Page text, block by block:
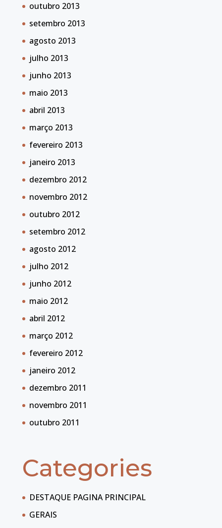
outubro 2013
setembro 2013
agosto 2013
julho 2013
junho 2013
maio 2013
abril 2013
março 2013
fevereiro 2013
janeiro 2013
dezembro 2012
novembro 2012
outubro 2012
setembro 2012
agosto 2012
julho 2012
junho 2012
maio 2012
abril 2012
março 2012
fevereiro 2012
janeiro 2012
dezembro 2011
novembro 2011
outubro 2011
Categories
DESTAQUE PAGINA PRINCIPAL
GERAIS